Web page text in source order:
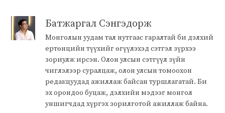
Батжаргал Сэнгэдорж
Монголын уудам тал нутгаас гаралтай би дэлхий
ертөнцийн түүхийг өгүүлэхэд сэтгэл зүрхээ
зориулж ирсэн. Олон улсын сэтгүүл зүйн
чиглэлээр суралцаж, олон улсын томоохон
редакцуудад ажиллаж байсан туршлагатай. Би
эх орондоо буцаж, дэлхийн мэдээг монгол
уншигчдад хүргэх зорилготой ажиллаж байна.